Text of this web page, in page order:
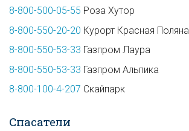
8-800-500-05-55 Роза Хутор
8-800-550-20-20 Курорт Красная Поляна
8-800-550-53-33 Газпром Лаура
8-800-550-53-33 Газпром Альпика
8-800-100-4-207 Скайпарк
Спасатели